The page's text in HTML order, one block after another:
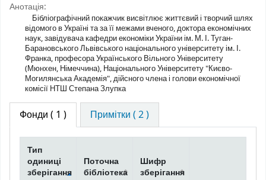
Анотація:
Бібліографічний покажчик висвітлює життєвий і творчий шлях
відомого в Україні та за її межами вченого, доктора економічних
наук, завідувача кафедри економіки України ім. М. І. Туган-
Барановського Львівського національного університету ім. І.
Франка, професора Українського Вільного Університету
(Мюнхен, Німеччина), Національного Університету "Києво-
Могилянська Академія", дійсного члена і голови економічної
комісії НТШ Степана Злупка
Фонди ( 1 ) Примітки ( 2 )
Тип
одиниці
зберігання
Поточна
бібліотека
Шифр
зберігання